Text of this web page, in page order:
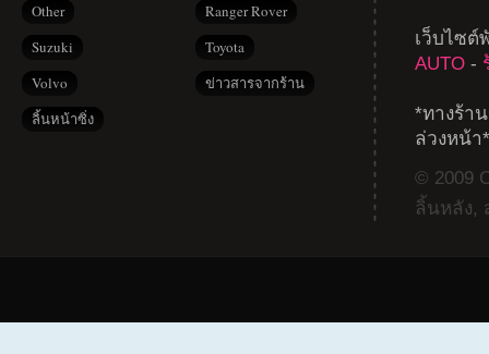
Other
Ranger Rover
Suzuki
Toyota
Volvo
ข่าวสารจากร้าน
ลิ้นหน้าซิ่ง
เว็บไซ
AUTO -
*ทางร้า
ล่วงหน้า*
© 2009
ลิ้นหลัง,